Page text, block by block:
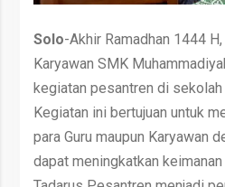
Solo-Akhir Ramadhan 1444
Karyawan SMK
kegiatan pesantren di
Kegiatan ini bertujuan untuk
para Guru maupun Karyawan
dapat meningkatkan